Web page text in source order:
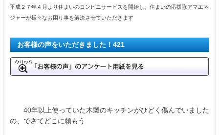
平成２７年４月より住まいのコンビニサービスを開始し、住まいの応援隊アマエネ
ジャーが様々なお困り事を解決させていただきます
お客様の声をいただきました！421
40年以上使っていた木製のキッチンがひどく傷んでいました
の、でさてどこに頼もう